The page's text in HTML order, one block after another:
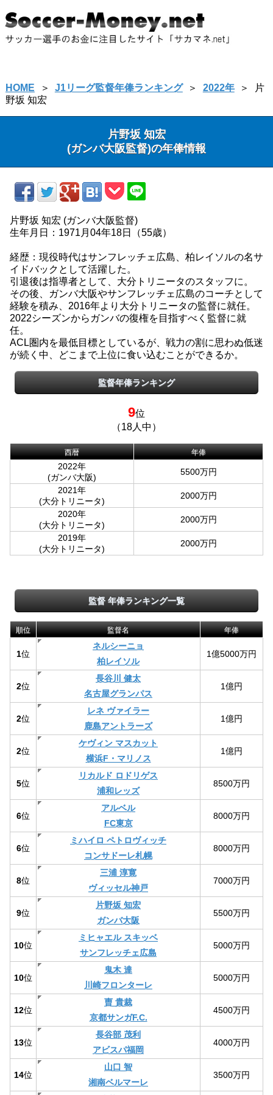
HOME ＞ J1リーグ監督年俸ランキング ＞ 2022年 ＞
片
野坂 知宏
片野坂 知宏
(ガンバ大阪監督)の年俸情報
片野坂 知宏 (ガンバ大阪監督)
生年月日：1971月04年18日（55歳）
経歴：現役時代はサンフレッチェ広島、柏レイソルの名サ
イドバックとして活躍した。
引退後は指導者として、大分トリニータのスタッフに。
その後、ガンバ大阪やサンフレッチェ広島のコーチとして
経験を積み、2016年より大分トリニータの監督に就任。
2022シーズンからガンバの復権を目指すべく監督に就
任。
ACL圏内を最低目標としているが、戦力の割に思わぬ低迷
が続く中、どこまで上位に食い込むことができるか。
監督年俸ランキング
9位
（18人中）
西暦 年俸
2022年
(ガンバ大阪)
5500万円
2021年
(大分トリニータ)
2000万円
2020年
(大分トリニータ)
2000万円
2019年
(大分トリニータ)
2000万円
監督 年俸ランキング一覧
順位 監督名 年俸
1位
ネルシーニョ
柏レイソル
1億5000万円
2位
長谷川 健太
名古屋グランパス
1億円
2位
レネ ヴァイラー
鹿島アントラーズ
1億円
2位
ケヴィン マスカット
横浜F・マリノス
1億円
5位
リカルド ロドリゲス
浦和レッズ
8500万円
6位
アルベル
FC東京
8000万円
6位
ミハイロ ペトロヴィッチ
コンサドーレ札幌
8000万円
8位
三浦 淳寛
ヴィッセル神戸
7000万円
9位
片野坂 知宏
ガンバ大阪
5500万円
10位
ミヒャエル スキッベ
サンフレッチェ広島
5000万円
10位
鬼木 達
川崎フロンターレ
5000万円
12位
曺 貴裁
京都サンガF.C.
4500万円
13位
長谷部 茂利
アビスパ福岡
4000万円
14位
山口 智
湘南ベルマーレ
3500万円